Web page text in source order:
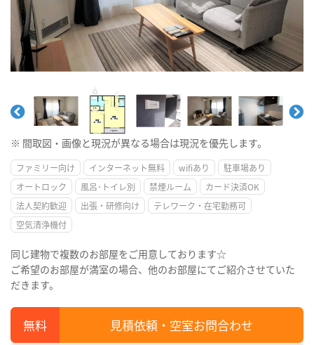
※ 間取図・画像と現況が異なる場合は現況を優先します。
ファミリー向け インターネット無料 wifiあり
駐車場あり
オートロック
風呂･トイレ別 禁煙ルーム
カード決済OK
法人契約歓迎
出張・研修向け
テレワーク・在宅勤務可
空気清浄機付
同じ建物で複数のお部屋をご用意しております☆
ご希望のお部屋が満室の場合、他のお部屋にてご紹介させていた
だきます。
見積依頼・空室お問合わせ